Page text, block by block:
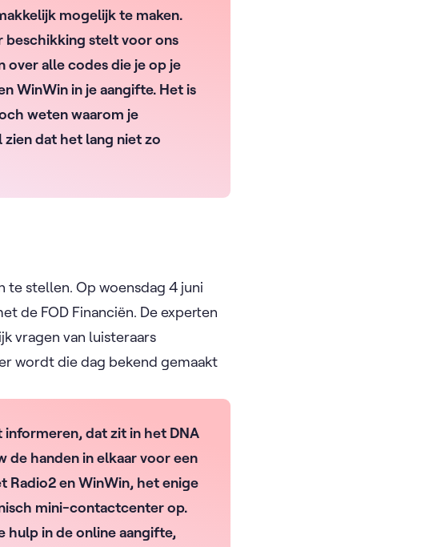
mogelijk te maken.
beschikking stelt voor ons
over alle codes die je op je
WinWin in je aangifte. Het is
weten waarom je
zien dat het lang niet zo
te stellen. Op woensdag 4 juni
de FOD Financiën. De experten
vragen van luisteraars
wordt die dag bekend gemaakt
dat zit in het DNA
de handen in elkaar voor een
Radio2 en WinWin, het enige
mini-contactcenter op.
hulp in de online aangifte,